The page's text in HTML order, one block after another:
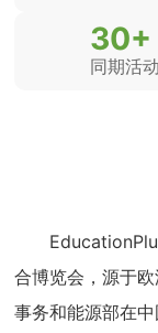
30+
同期活动
合博览会，源于
事务和能源部在